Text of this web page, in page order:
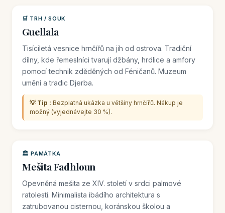
🛒 TRH / SOUK
Guellala
Tisíciletá vesnice hrnčířů na jih od ostrova. Tradiční
dílny, kde řemeslníci tvarují džbány, hrdlice a amfory
pomocí technik zděděných od Féničanů. Muzeum
umění a tradic Djerba.
💡 Tip : Bezplatná ukázka u většiny hrnčířů. Nákup je
možný (vyjednávejte 30 %).
🏛️ PAMÁTKA
Mešita Fadhloun
Opevněná mešita ze XIV. století v srdci palmové
ratolesti. Minimalista ibádího architektura s
zatrubovanou cisternou, koránskou školou a